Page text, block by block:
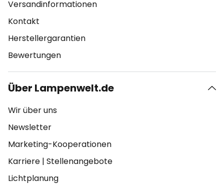
Versandinformationen
Kontakt
Herstellergarantien
Bewertungen
Über Lampenwelt.de
Wir über uns
Newsletter
Marketing-Kooperationen
Karriere | Stellenangebote
Lichtplanung